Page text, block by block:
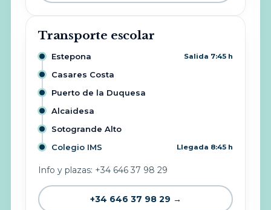
Transporte escolar
Estepona Salida 7:45 h
Casares Costa
Puerto de la Duquesa
Alcaidesa
Sotogrande Alto
Colegio IMS
Llegada 8:45 h
Info y plazas: +34 646 37 98 29
+34 646 37 98 29 →